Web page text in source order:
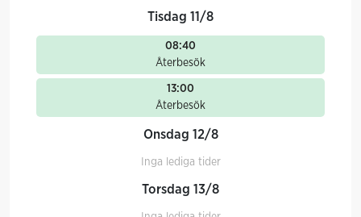
Tisdag 11/8
08:40
Återbesök
13:00
Återbesök
Onsdag 12/8
Inga lediga tider
Torsdag 13/8